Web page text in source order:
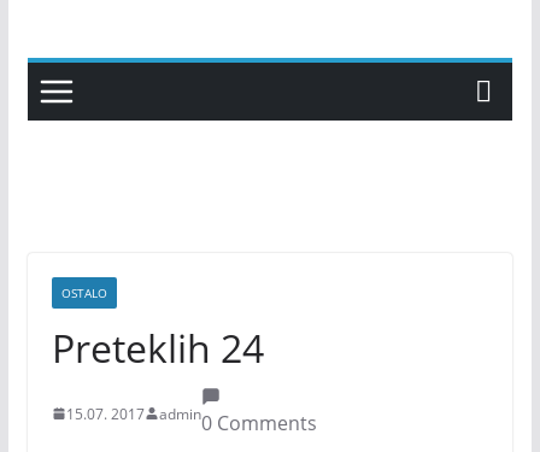
content
OSTALO
Preteklih 24
15.07. 2017 admin0 Comments